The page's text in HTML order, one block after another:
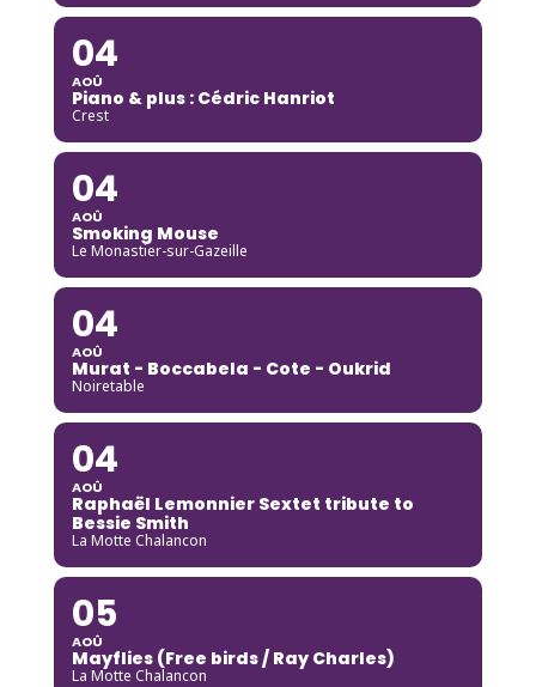
04
AOÛ
Piano & plus : Cédric Hanriot
Crest
04
AOÛ
Smoking Mouse
Le Monastier-sur-Gazeille
04
AOÛ
Murat - Boccabela - Cote - Oukrid
Noiretable
04
AOÛ
Raphaël Lemonnier Sextet tribute to
Bessie Smith
La Motte Chalancon
05
AOÛ
Mayflies (Free birds / Ray Charles)
La Motte Chalancon